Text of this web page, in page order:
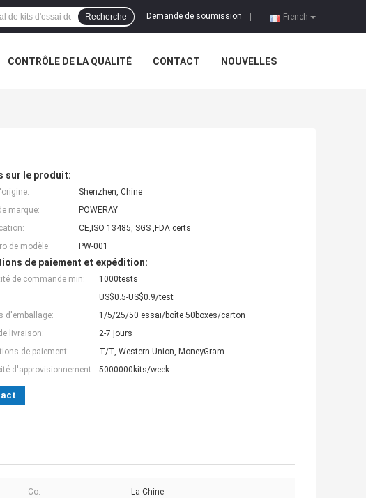
French
Demande de soumission
Recherche
CONTRÔLE DE LA QUALITÉ CONTACT NOUVELLES
sur le produit:
Shenzhen, Chine
marque:
POWERAY
CE,ISO 13485, SGS ,FDA certs
de modèle:
PW-001
de paiement et expédition:
de commande min:
1000tests
US$0.5-US$0.9/test
d'emballage:
1/5/25/50 essai/boîte 50boxes/carton
livraison:
2-7 jours
de paiement:
T/T, Western Union, MoneyGram
d'approvisionnement:
5000000kits/week
Co: La Chine